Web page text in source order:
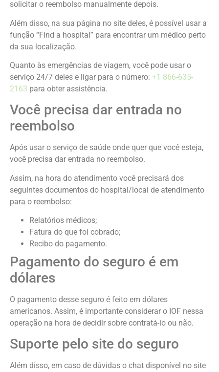
solicitar o reembolso manualmente depois.
Além disso, na sua página no site deles, é possível usar a
função “Find a hospital” para encontrar um médico perto
da sua localização.
Quanto às emergências de viagem, você pode usar o
serviço 24/7 deles e ligar para o número: +1 866-635-
2163 para obter assistência.
Você precisa dar entrada no
reembolso
Após usar o serviço de saúde onde quer que você esteja,
você precisa dar entrada no reembolso.
Assim, na hora do atendimento você precisará dos
seguintes documentos do hospital/local de atendimento
para o reembolso:
Relatórios médicos;
Fatura do que foi cobrado;
Recibo do pagamento.
Pagamento do seguro é em
dólares
O pagamento desse seguro é feito em dólares
americanos. Assim, é importante considerar o IOF nessa
operação na hora de decidir sobre contratá-lo ou não.
Suporte pelo site do seguro
Além disso, em caso de dúvidas o chat disponível no site